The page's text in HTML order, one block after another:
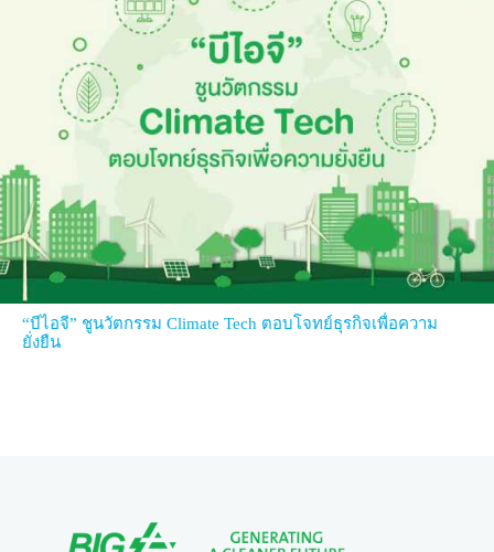
“บีไอจี” ชูนวัตกรรม Climate Tech ตอบโจทย์ธุรกิจเพื่อความ
ยั่งยืน